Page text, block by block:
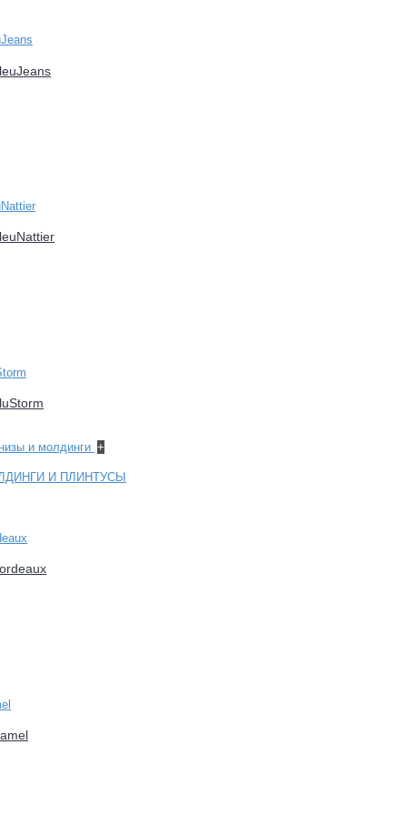
и молдинги +
И ПЛИНТУСЫ